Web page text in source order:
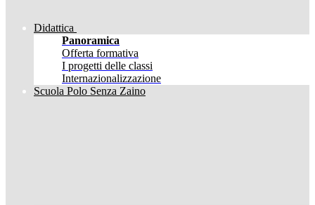
Didattica
Panoramica
Offerta formativa
I progetti delle classi
Internazionalizzazione
Scuola Polo Senza Zaino